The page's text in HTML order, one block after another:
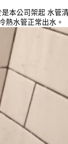
本公司架起 水管
熱水管正常出水。